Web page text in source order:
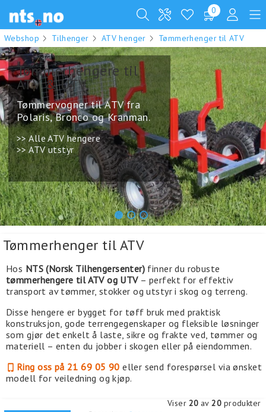
0
Webshop Tilhenger ATV henger Tømmerhenger til ATV
Tømmerhengere til
ATV & UTV
Tømmervogner til ATV fra
Polaris, Bronco og Kranman.
>> Alle ATV hengere
>> ATV utstyr
1 2 3
Tømmerhenger til ATV
Hos NTS (Norsk Tilhengersenter) finner du robuste
tømmerhengere til ATV og UTV– perfekt for effektiv
transport av tømmer, stokker og utstyr i skog og terreng.
Disse hengere er bygget for tøff bruk med praktisk
konstruksjon, gode terrengegenskaper og fleksible løsninger
som gjør det enkelt å laste, sikre og frakte ved, tømmer og
materiell – enten du jobber i skogen eller på eiendommen.
Ring oss på 21 69 05 90 eller send forespørsel via ønsket
modell for veiledning og kjøp.
Viser 20 av 20 produkter